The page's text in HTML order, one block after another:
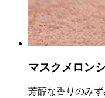
マスクメロン
芳醇な香りのみず